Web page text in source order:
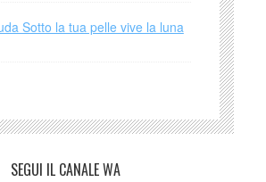
Sotto la tua pelle vive la luna
SEGUI IL CANALE WA